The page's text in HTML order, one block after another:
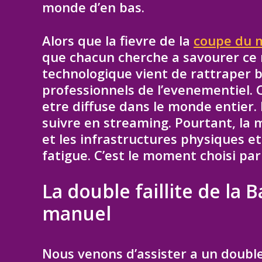
monde d’en bas.
Alors que la fievre de la coupe du
que chacun cherche a savourer
technologique vient de rattraper
professionnels de
etre diffuse dans le monde entier.
suivre en streaming. Pourtant, la
et les infrastructures physiques
fatigue. C’est le moment choisi
La double faillite de la
manuel
Nous venons d’assister a un